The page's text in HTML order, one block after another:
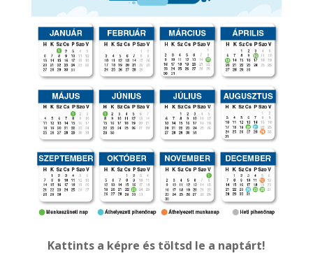
Kattints a képre és töltsd le a naptárt!